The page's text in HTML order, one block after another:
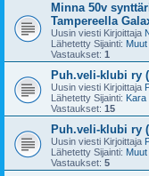
Minna 50v
Tampereella
Uusin viesti Kirjoittaja
Lähetetty Sijainti:
Vastaukset: 1
Puh.veli-klubi ry
Uusin viesti Kirjoittaja
Lähetetty Sijainti: Kara
Vastaukset: 15
Puh.veli-klubi ry
Uusin viesti Kirjoittaja
Lähetetty Sijainti:
Vastaukset: 5